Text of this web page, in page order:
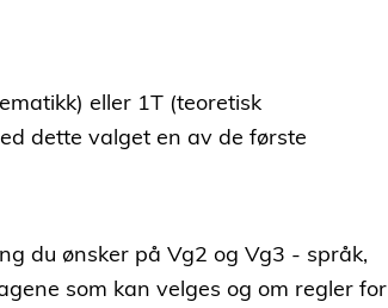
eller 1T (teoretisk
dette valget en av de første
du ønsker på Vg2 og Vg3 - språk,
som kan velges og om regler for